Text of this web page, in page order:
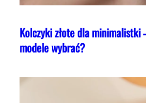
Kolczyki złote dla minimalistki
modele wybrać?